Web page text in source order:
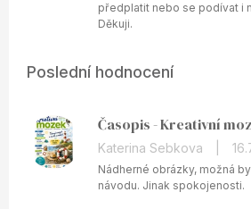
předplatit nebo se podívat i
Děkuji.
Poslední hodnocení
Časopis - Kreativní
Hodnocení
produktu
je
Katerina Sebkova
Nádherné obrázky, možná
návodu. Jinak spokojenosti.